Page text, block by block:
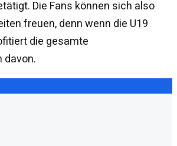
Die Fans können sich also
freuen, denn wenn die U19
die gesamte
davon.